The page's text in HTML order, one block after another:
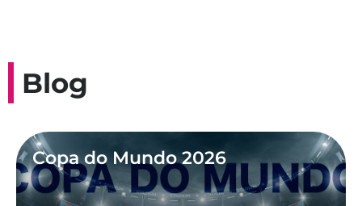
Blog
Copa do Mundo 2026